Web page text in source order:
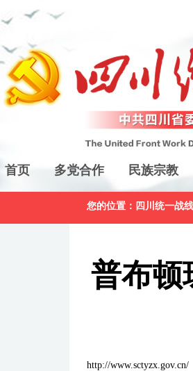
首页 多党合作 民族宗教
您的位置： 四川统一战线
普布顿
http://www.sctyzx.gov.cn/